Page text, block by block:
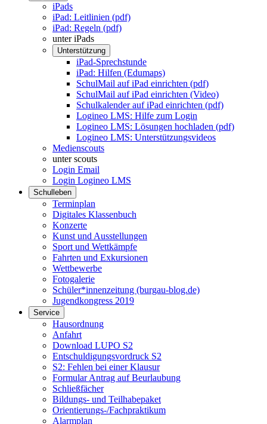
iPads
iPad: Leitlinien (pdf)
iPad: Regeln (pdf)
unter iPads
Unterstützung
iPad-Sprechstunde
iPad: Hilfen (Edumaps)
SchulMail auf iPad einrichten (pdf)
SchulMail auf iPad einrichten (Video)
Schulkalender auf iPad einrichten (pdf)
Logineo LMS: Hilfe zum Login
Logineo LMS: Lösungen hochladen (pdf)
Logineo LMS: Unterstützungsvideos
Medienscouts
unter scouts
Login Email
Login Logineo LMS
Schulleben
Terminplan
Digitales Klassenbuch
Konzerte
Kunst und Ausstellungen
Sport und Wettkämpfe
Fahrten und Exkursionen
Wettbewerbe
Fotogalerie
Schüler*innenzeitung (burgau-blog.de)
Jugendkongress 2019
Service
Hausordnung
Anfahrt
Download LUPO S2
Entschuldigungsvordruck S2
S2: Fehlen bei einer Klausur
Formular Antrag auf Beurlaubung
Schließfächer
Bildungs- und Teilhabepaket
Orientierungs-/Fachpraktikum
Alarmplan